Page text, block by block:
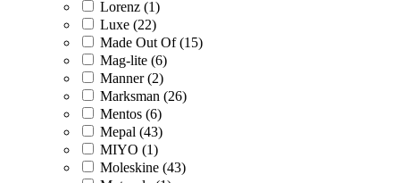
Lorenz (1)
Luxe (22)
Made Out Of (15)
Mag-lite (6)
Manner (2)
Marksman (26)
Mentos (6)
Mepal (43)
MIYO (1)
Moleskine (43)